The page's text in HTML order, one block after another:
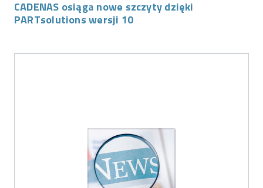
CADENAS osiąga nowe szczyty dzięki
PARTsolutions wersji 10